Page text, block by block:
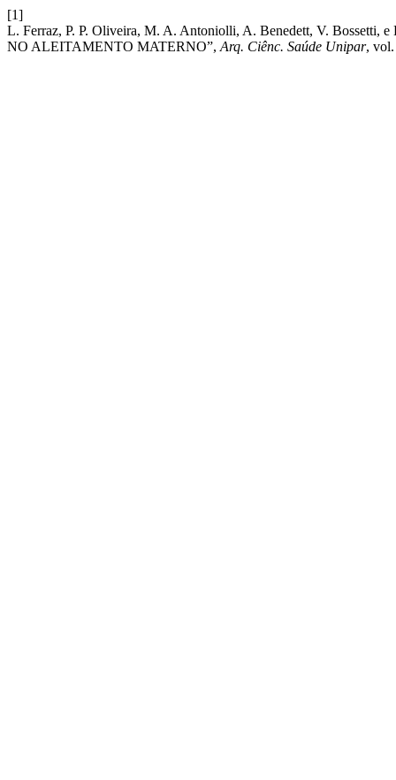
[1]
L. Ferraz, P. P. Oliveira, M. A. Antoniolli, A. Benedett, V.
NO ALEITAMENTO MATERNO”, Arq. Ciênc. Saúde Unipar, vol.